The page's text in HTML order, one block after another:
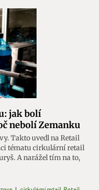
jak bolí
nebolí Zemanku
Takto uvedl na Retail
tématu cirkulární retail
A narážel tím na to,